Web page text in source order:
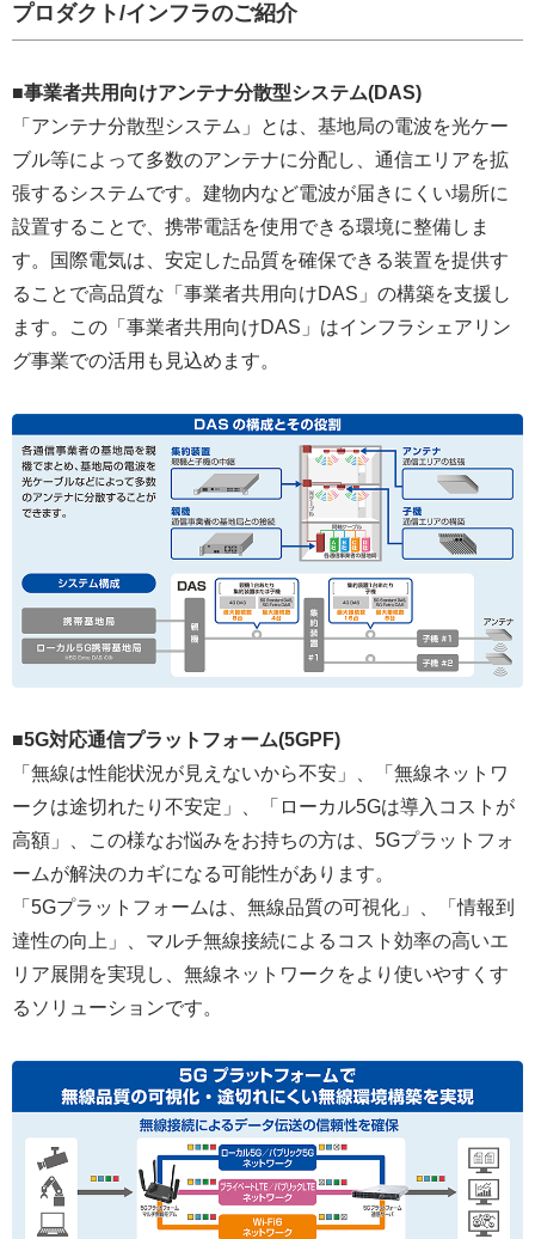
プロダクト/インフラのご紹介
■事業者共用向けアンテナ分散型システム(DAS)
「アンテナ分散型システム」とは、基地局の電波を光ケー
ブル等によって多数のアンテナに分配し、通信エリアを拡
張するシステムです。建物内など電波が届きにくい場所に
設置することで、携帯電話を使用できる環境に整備しま
す。国際電気は、安定した品質を確保できる装置を提供す
ることで高品質な「事業者共用向けDAS」の構築を支援し
ます。この「事業者共用向けDAS」はインフラシェアリン
グ事業での活用も見込めます。
■5G対応通信プラットフォーム(5GPF)
「無線は性能状況が見えないから不安」、「無線ネットワ
ークは途切れたり不安定」、「ローカル5Gは導入コストが
高額」、この様なお悩みをお持ちの方は、5Gプラットフォ
ームが解決のカギになる可能性があります。
「5Gプラットフォームは、無線品質の可視化」、「情報到
達性の向上」、マルチ無線接続によるコスト効率の高いエ
リア展開を実現し、無線ネットワークをより使いやすくす
るソリューションです。